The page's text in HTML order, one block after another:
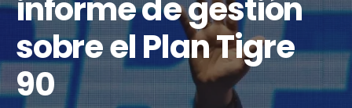
informe de gestión
sobre el Plan Tigre
90